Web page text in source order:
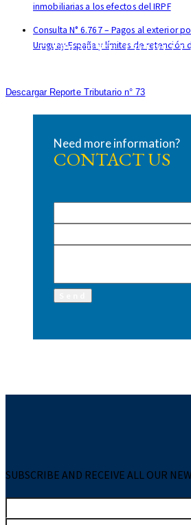
REPORTE
inmobiliarias a los efectos del IRPF
Consulta N° 6.767 – Pagos al exterior
Uruguay-España y límites de retención
Descargar Reporte Tributario n° 73
Need more information?
CONTACT US
SUBSCRIBE AND RECEIVE ALL OUR